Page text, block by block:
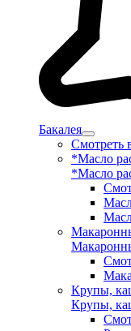
Бакалея
Смотреть
*Масло
*Масло
Крупы,
Крупы,